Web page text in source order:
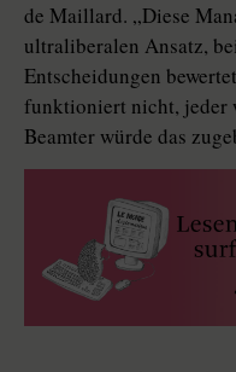
de Maillard. „Diese
ultraliberalen Ansatz,
Entscheidungen
funktioniert nicht, jeder
Beamter würde das